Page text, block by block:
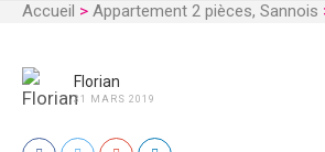
Accueil > Appartement 2 pièces, Sannois
Florian
31 MARS 2019